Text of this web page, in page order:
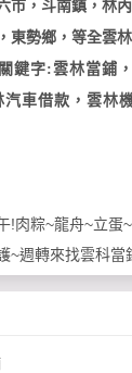
市，斗南鎮，林
東勢鄉，等全雲
鍵字:雲林當鋪
車借款，雲林
!肉粽~龍舟~立蛋
~週轉來找雲科當